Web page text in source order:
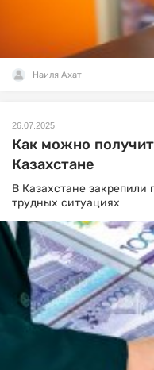
Наиля Ахат
26.07.2025
Как можно
Казахстане
В Казахстане закрепили
трудных ситуациях.